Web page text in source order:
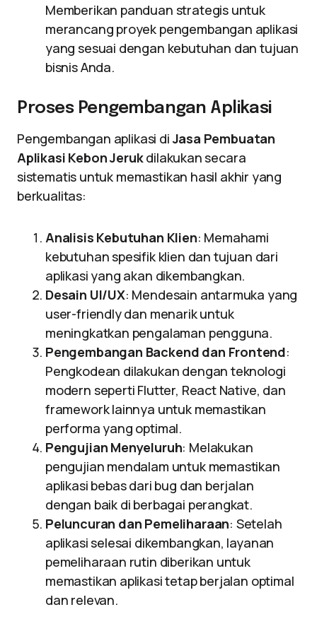
Memberikan panduan strategis untuk
merancang proyek pengembangan aplikasi
yang sesuai dengan kebutuhan dan tujuan
bisnis Anda.
Proses Pengembangan Aplikasi
Pengembangan aplikasi diJasa Pembuatan
Aplikasi Kebon Jerukdilakukan secara
sistematis untuk memastikan hasil akhir yang
berkualitas:
Analisis Kebutuhan Klien: Memahami
kebutuhan spesifik klien dan tujuan dari
aplikasi yang akan dikembangkan.
Desain UI/UX: Mendesain antarmuka yang
user-friendly dan menarik untuk
meningkatkan pengalaman pengguna.
Pengembangan Backend dan Frontend:
Pengkodean dilakukan dengan teknologi
modern seperti Flutter, React Native, dan
framework lainnya untuk memastikan
performa yang optimal.
Pengujian Menyeluruh: Melakukan
pengujian mendalam untuk memastikan
aplikasi bebas dari bug dan berjalan
dengan baik di berbagai perangkat.
Peluncuran dan Pemeliharaan: Setelah
aplikasi selesai dikembangkan, layanan
pemeliharaan rutin diberikan untuk
memastikan aplikasi tetap berjalan optimal
dan relevan.